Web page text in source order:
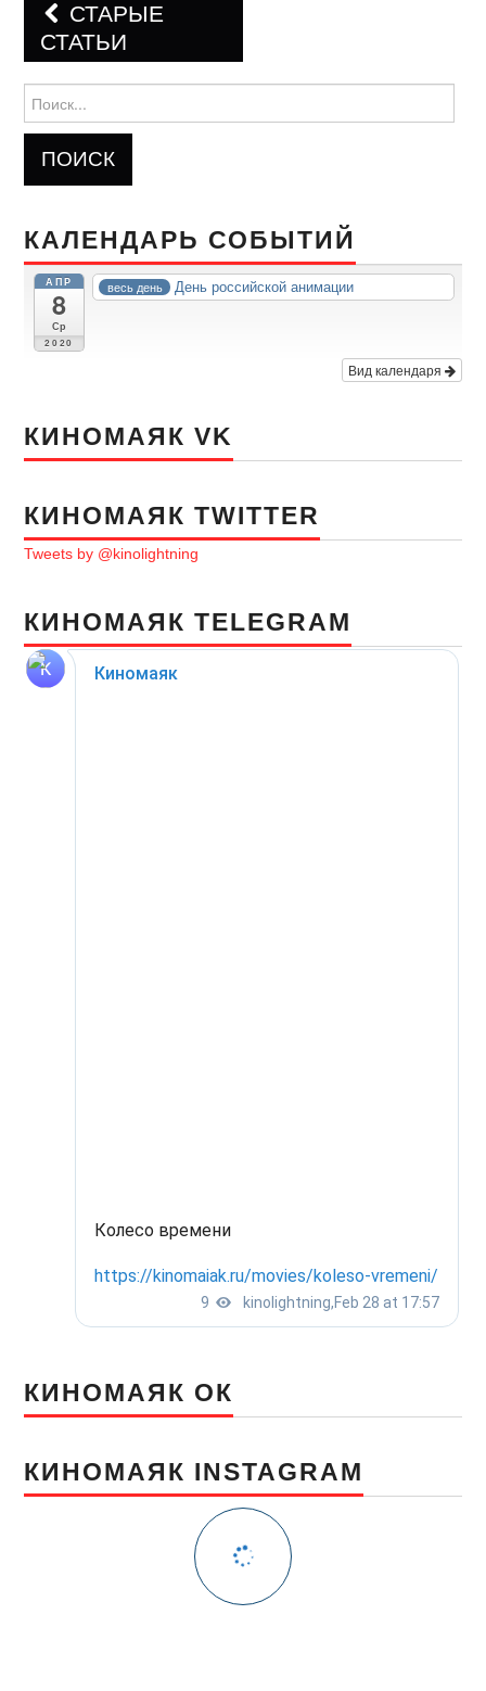
Навигация по записям
СТАРЫЕ
СТАТЬИ
КАЛЕНДАРЬ СОБЫТИЙ
АПР
8
Ср
2020
весь день День российской анимации
Вид календаря
КИНОМАЯК VK
КИНОМАЯК TWITTER
Tweets by @kinolightning
КИНОМАЯК TELEGRAM
КИНОМАЯК ОК
КИНОМАЯК INSTAGRAM